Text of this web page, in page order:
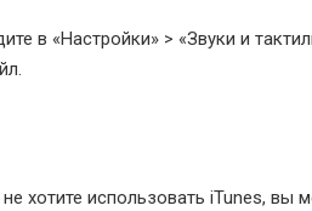
в «Настройки» > «Звуки и
хотите использовать iTunes, вы